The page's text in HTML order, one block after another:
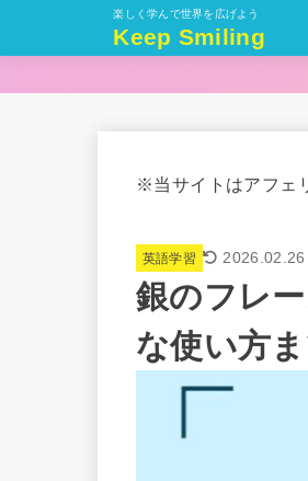
楽しく学んで世界を広げよう
Keep Smiling
※当サイトはアフェ
英語学習 2026.02.26
銀のフレ
な使い方